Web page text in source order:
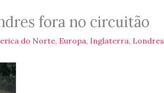
fora no circuitão
do Norte, Europa, Inglaterra, Londres